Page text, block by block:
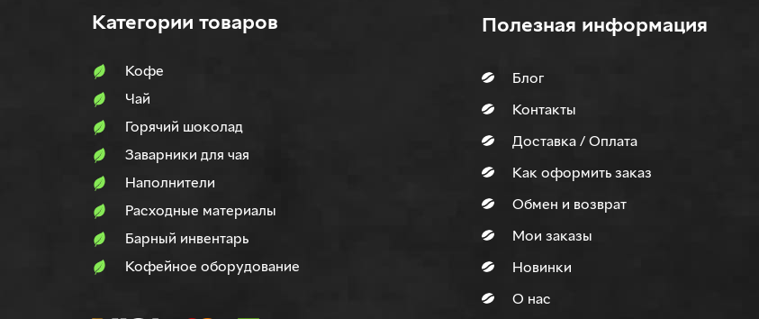
Категории товаров
Кофе
Чай
Горячий шоколад
Заварники для чая
Наполнители
Расходные материалы
Барный инвентарь
Кофейное оборудование
Полезная информация
Блог
Контакты
Доставка / Оплата
Как оформить заказ
Обмен и возврат
Мои заказы
Новинки
О нас